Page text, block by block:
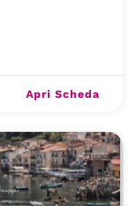
Apri Scheda